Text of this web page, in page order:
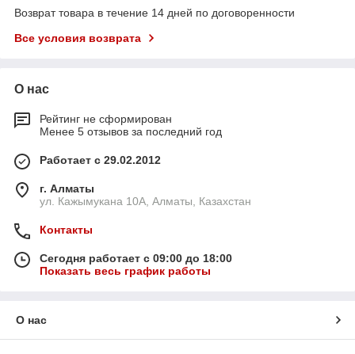
Возврат товара в течение 14 дней по договоренности
Все условия возврата
О нас
Рейтинг не сформирован
Менее 5 отзывов за последний год
Работает с 29.02.2012
г. Алматы
ул. Кажымукана 10А, Алматы, Казахстан
Контакты
Сегодня работает с 09:00 до 18:00
Показать весь график работы
О нас